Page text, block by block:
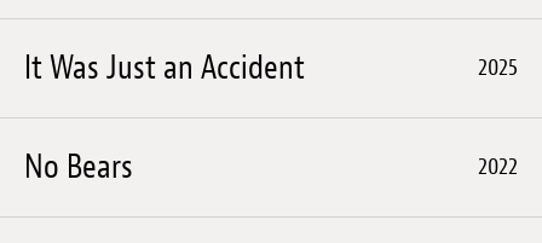
It Was Just an Accident 2025
No Bears 2022